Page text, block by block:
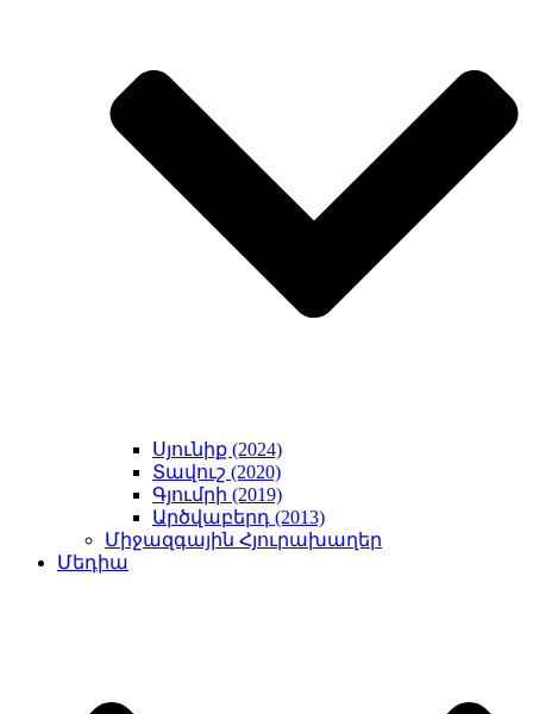
Սյունիք (2024)
Տավուշ (2020)
Գյումրի (2019)
Արծվաբերդ (2013)
Միջազգային Հյուրախաղեր
Մեդիա